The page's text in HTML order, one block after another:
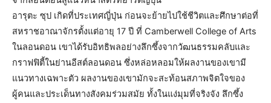
อารุตะ ซุป เกิดที่ประเทศญี่ปุ่น ก่อนจะย้ายไปใช้ชีวิตและศึกษาต่อที่
สหราชอาณาจักรตั้งแต่อายุ 17 ปี ที่ Camberwell College of Arts
ในลอนดอน เขาได้รับอิทธิพลอย่างลึกซึ้งจากวัฒนธรรมคลับและ
กราฟฟิตี้ในย่านอีสต์ลอนดอน ซึ่งหล่อหลอมให้ผลงานของเขามี
แนวทางเฉพาะตัว ผลงานของเขามักจะสะท้อนสภาพจิตใจของ
ผู้คนและประเด็นทางสังคมร่วมสมัย ทั้งในแง่มุมที่จริงจัง ลึกซึ้ง